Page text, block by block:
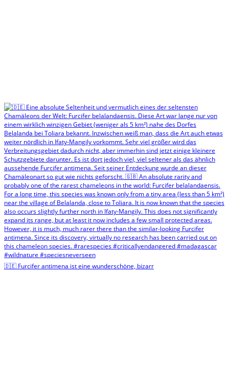
🇩🇪 Furcifer antimena ist eine wunderschöne, bizarr